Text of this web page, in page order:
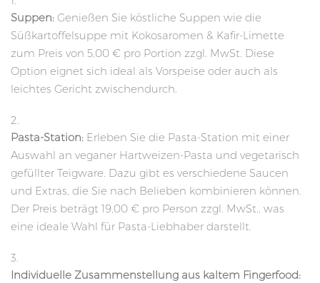
Suppen: Genießen Sie köstliche Suppen wie die
Süßkartoffelsuppe mit Kokosaromen & Kafir-Limette
zum Preis von 5,00 € pro Portion zzgl. MwSt. Diese
Option eignet sich ideal als Vorspeise oder auch als
leichtes Gericht zwischendurch.
Pasta-Station: Erleben Sie die Pasta-Station mit einer
Auswahl an veganer Hartweizen-Pasta und vegetarisch
gefüllter Teigware. Dazu gibt es verschiedene Saucen
und Extras, die Sie nach Belieben kombinieren können.
Der Preis beträgt 19,00 € pro Person zzgl. MwSt., was
eine ideale Wahl für Pasta-Liebhaber darstellt.
Individuelle Zusammenstellung aus kaltem Fingerfood: